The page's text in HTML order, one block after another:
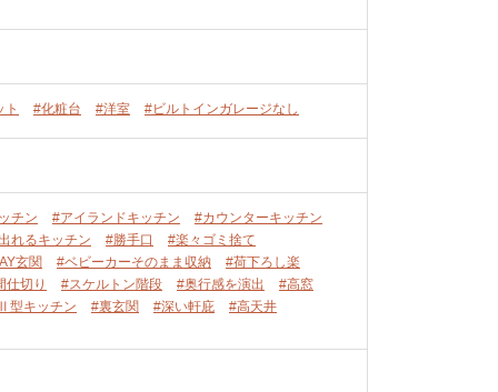
ト #化粧台 #洋室 #ビルトインガレージなし
チン #アイランドキッチン
#カウンターキッチン
れるキッチン #勝手口
#楽々ゴミ捨て
玄関 #ベビーカーそのまま収納
#荷下ろし楽
仕切り #スケルトン階段 #奥行感を演出
#高窓
型キッチン #裏玄関 #深い軒庇
#高天井